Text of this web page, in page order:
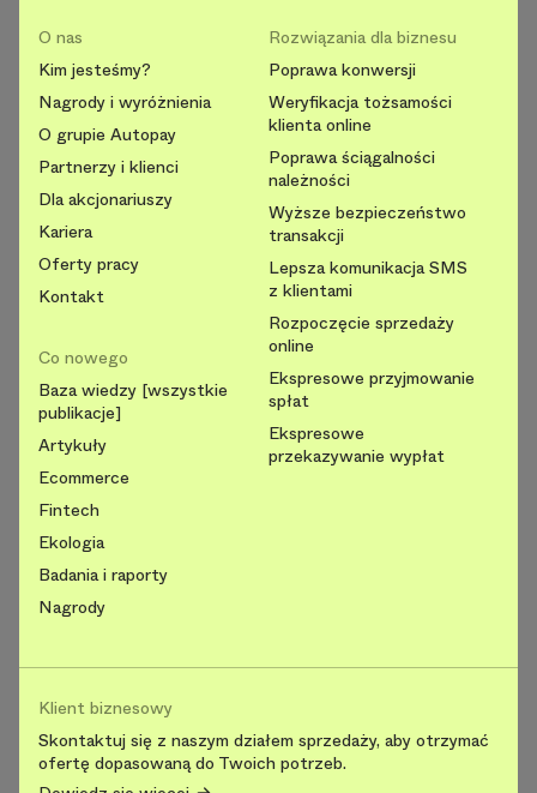
O nas
Kim jesteśmy?
Nagrody i wyróżnienia
O grupie Autopay
Partnerzy i klienci
Dla akcjonariuszy
Kariera
Oferty pracy
Kontakt
Co nowego
Baza wiedzy [wszystkie
publikacje]
Artykuły
Ecommerce
Fintech
Ekologia
Badania i raporty
Nagrody
Rozwiązania dla biznesu
Poprawa konwersji
Weryfikacja tożsamości
klienta online
Poprawa ściągalności
należności
Wyższe bezpieczeństwo
transakcji
Lepsza komunikacja SMS
z klientami
Rozpoczęcie sprzedaży
online
Ekspresowe przyjmowanie
spłat
Ekspresowe
przekazywanie wypłat
Klient biznesowy
Skontaktuj się z naszym działem sprzedaży, aby otrzymać
ofertę dopasowaną do Twoich potrzeb.